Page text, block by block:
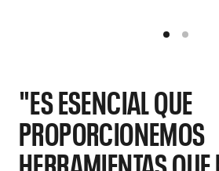
"ES ESENCIAL QUE
PROPORCIONEMOS